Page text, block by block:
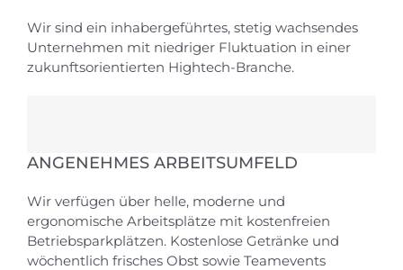
Wir sind ein inhabergeführtes, stetig wachsendes
Unternehmen mit niedriger Fluktuation in einer
zukunftsorientierten Hightech-Branche.
ANGENEHMES ARBEITSUMFELD
Wir verfügen über helle, moderne und
ergonomische Arbeitsplätze mit kostenfreien
Betriebsparkplätzen. Kostenlose Getränke und
wöchentlich frisches Obst sowie Teamevents